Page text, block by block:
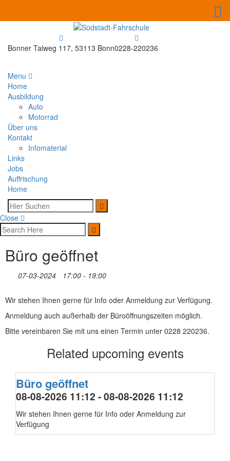
Bonner Talweg 117, 53113 Bonn0228-220236
Menu
Home
Ausbildung
Auto
Motorrad
Über uns
Kontakt
Infomaterial
Links
Jobs
Auffrischung
Home
Close
Büro geöffnet
07-03-2024 17:00 - 19:00
Wir stehen Ihnen gerne für Info oder Anmeldung zur Verfügung.
Anmeldung auch außerhalb der Büroöffnungszeiten möglich.
Bitte vereinbaren Sie mit uns einen Termin unter 0228 220236.
Related upcoming events
Büro geöffnet
08-08-2026 11:12 - 08-08-2026 11:12
Wir stehen Ihnen gerne für Info oder Anmeldung zur
Verfügung